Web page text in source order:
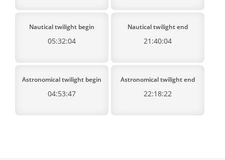
Nautical twilight begin
05:32:04
Nautical twilight end
21:40:04
Astronomical twilight begin
04:53:47
Astronomical twilight end
22:18:22